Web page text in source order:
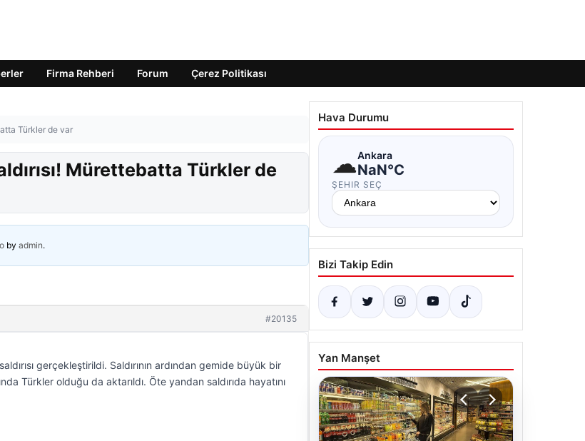
Firma Rehberi Forum Çerez Politikası
Türkler de var
Mürettebatta Türkler de
by admin.
#20135
gerçekleştirildi. Saldırının ardından gemide büyük bir
Türkler olduğu da aktarıldı. Öte yandan saldırıda hayatını
Hava Durumu
☁Ankara
NaN°C
ŞEHIR SEÇ
Bizi Takip Edin
Yan Manşet